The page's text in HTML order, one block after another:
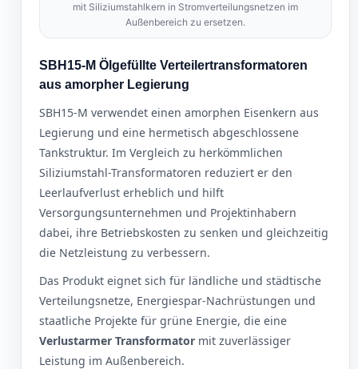
mit Siliziumstahlkern in Stromverteilungsnetzen im
Außenbereich zu ersetzen.
SBH15-M Ölgefüllte Verteilertransformatoren
aus amorpher Legierung
SBH15-M verwendet einen amorphen Eisenkern aus
Legierung und eine hermetisch abgeschlossene
Tankstruktur. Im Vergleich zu herkömmlichen
Siliziumstahl-Transformatoren reduziert er den
Leerlaufverlust erheblich und hilft
Versorgungsunternehmen und Projektinhabern
dabei, ihre Betriebskosten zu senken und gleichzeitig
die Netzleistung zu verbessern.
Das Produkt eignet sich für ländliche und städtische
Verteilungsnetze, Energiespar-Nachrüstungen und
staatliche Projekte für grüne Energie, die eine
Verlustarmer Transformator mit zuverlässiger
Leistung im Außenbereich.